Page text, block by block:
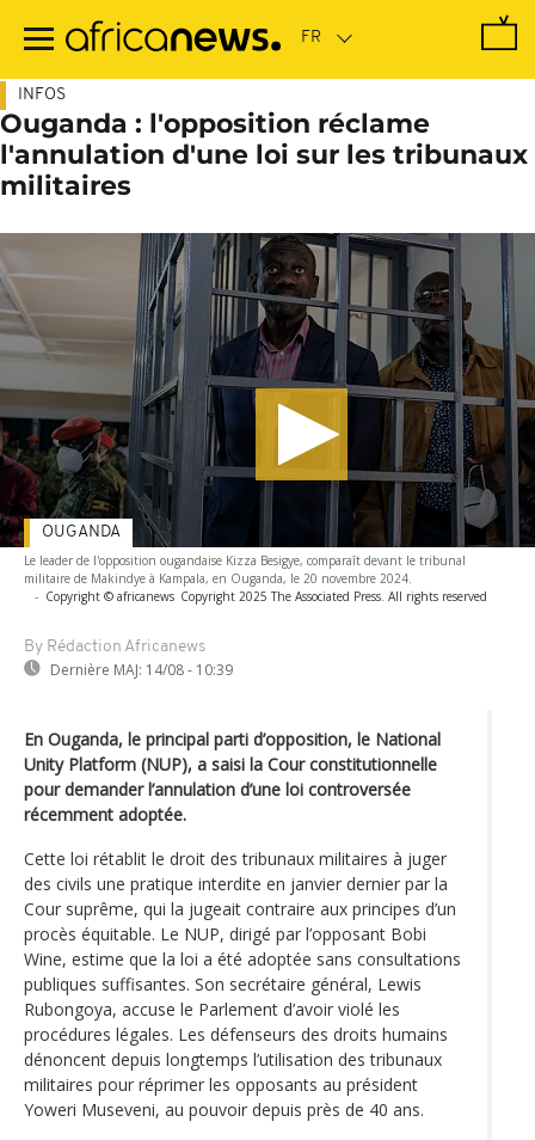
contenu
INFOS
Ouganda : l'opposition réclame
l'annulation d'une loi sur les tribunaux
militaires
Le leader de l'opposition ougandaise Kizza Besigye, comparaît devant le tribunal
militaire de Makindye à Kampala, en Ouganda, le 20 novembre 2024.
- Copyright © africanews Copyright 2025 The Associated Press. All rights reserved
By Rédaction Africanews
Dernière MAJ: 14/08 - 10:39
OUGANDA
En Ouganda, le principal parti d’opposition, le National
Unity Platform (NUP), a saisi la Cour constitutionnelle
pour demander l’annulation d’une loi controversée
récemment adoptée.
Cette loi rétablit le droit des tribunaux militaires à juger
des civils une pratique interdite en janvier dernier par la
Cour suprême, qui la jugeait contraire aux principes d’un
procès équitable. Le NUP, dirigé par l’opposant Bobi
Wine, estime que la loi a été adoptée sans consultations
publiques suffisantes. Son secrétaire général, Lewis
Rubongoya, accuse le Parlement d’avoir violé les
procédures légales. Les défenseurs des droits humains
dénoncent depuis longtemps l’utilisation des tribunaux
militaires pour réprimer les opposants au président
Yoweri Museveni, au pouvoir depuis près de 40 ans.